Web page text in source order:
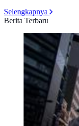
Selengkapnya
Berita Terbaru